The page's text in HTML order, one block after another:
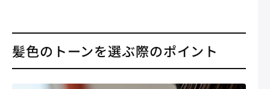
髪色のトーンを選ぶ際のポイント